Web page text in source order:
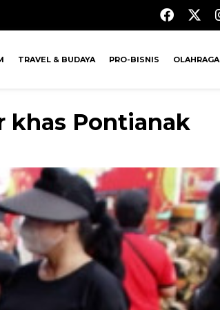
TRAVEL & BUDAYA PRO-BISNIS OLAHRAGA
khas Pontianak